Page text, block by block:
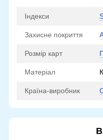
Індекси
Захисне покриття
Розмір карт
Матеріал
Країна-виробник